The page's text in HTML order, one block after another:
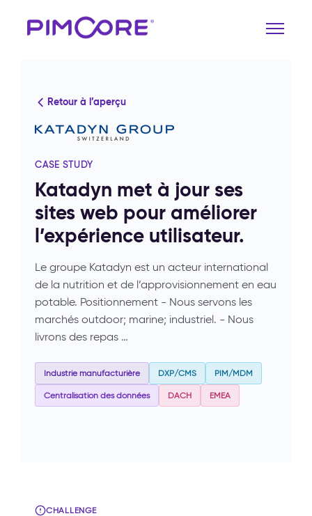
Retour à l’aperçu
CASE STUDY
Katadyn met à jour ses
sites web pour améliorer
l’expérience utilisateur.
Le groupe Katadyn est un acteur international
de la nutrition et de l’approvisionnement en eau
potable. Positionnement - Nous servons les
marchés outdoor; marine; industriel. - Nous
livrons des repas …
Industrie manufacturière DXP/CMS PIM/MDM
Centralisation des données DACH EMEA
CHALLENGE